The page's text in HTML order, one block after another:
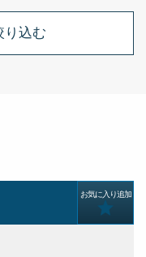
り込む
お気に入り追加